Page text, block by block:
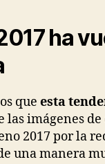
ha
que esta
las imágenes de
2017 por la
una manera